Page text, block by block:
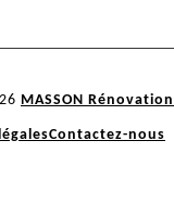
MASSON Rénovation
Contactez-nous